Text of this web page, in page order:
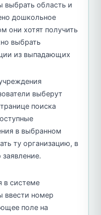
выбрать область и
дошкольное
они хотят получить
выбрать
из выпадающих
выберут
поиска
в выбранном
ту организацию, в
в системе
ввести номер
поле на